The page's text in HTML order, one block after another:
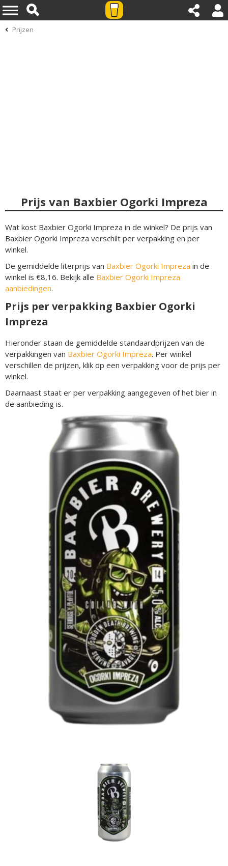
Prijzen
Prijs van Baxbier Ogorki Impreza
Wat kost Baxbier Ogorki Impreza in de winkel? De prijs van
Baxbier Ogorki Impreza verschilt per verpakking en per
winkel.
De gemiddelde literprijs van Baxbier Ogorki Impreza in de
winkel is €8,16. Bekijk alle Baxbier Ogorki Impreza
aanbiedingen.
Prijs per verpakking Baxbier Ogorki
Impreza
Hieronder staan de gemiddelde standaardprijzen van de
verpakkingen van Baxbier Ogorki Impreza. Per winkel
verschillen de prijzen, klik op een verpakking voor de prijs per
winkel.
Daarnaast staat er per verpakking aangegeven of het bier in
de aanbieding is.